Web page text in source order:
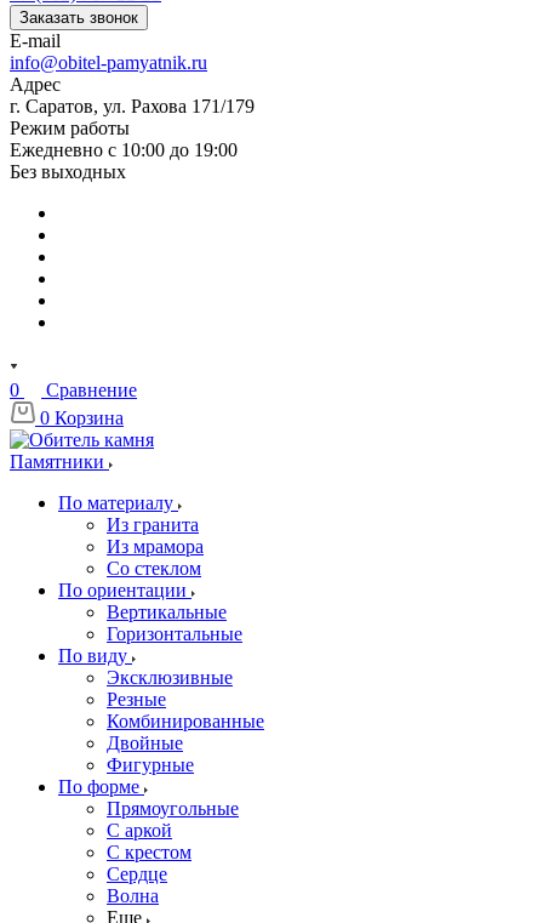
Заказать звонок
E-mail
info@obitel-pamyatnik.ru
Адрес
г. Саратов, ул. Рахова 171/179
Режим работы
Ежедневно с 10:00 до 19:00
Без выходных
0
Сравнение
0 Корзина
Памятники
По материалу
Из гранита
Из мрамора
Со стеклом
По ориентации
Вертикальные
Горизонтальные
По виду
Эксклюзивные
Резные
Комбинированные
Двойные
Фигурные
По форме
Прямоугольные
С аркой
С крестом
Сердце
Волна
Еще